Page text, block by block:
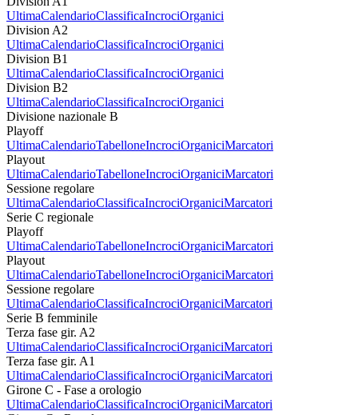
UltimaCalendarioClassificaIncrociOrganici
Division A2
UltimaCalendarioClassificaIncrociOrganici
Division B1
UltimaCalendarioClassificaIncrociOrganici
Division B2
UltimaCalendarioClassificaIncrociOrganici
Divisione nazionale B
Playoff
UltimaCalendarioTabelloneIncrociOrganiciMarcatori
Playout
UltimaCalendarioTabelloneIncrociOrganiciMarcatori
Sessione regolare
UltimaCalendarioClassificaIncrociOrganiciMarcatori
Serie C regionale
Playoff
UltimaCalendarioTabelloneIncrociOrganiciMarcatori
Playout
UltimaCalendarioTabelloneIncrociOrganiciMarcatori
Sessione regolare
UltimaCalendarioClassificaIncrociOrganiciMarcatori
Serie B femminile
Terza fase gir. A2
UltimaCalendarioClassificaIncrociOrganiciMarcatori
Terza fase gir. A1
UltimaCalendarioClassificaIncrociOrganiciMarcatori
Girone C - Fase a orologio
UltimaCalendarioClassificaIncrociOrganiciMarcatori